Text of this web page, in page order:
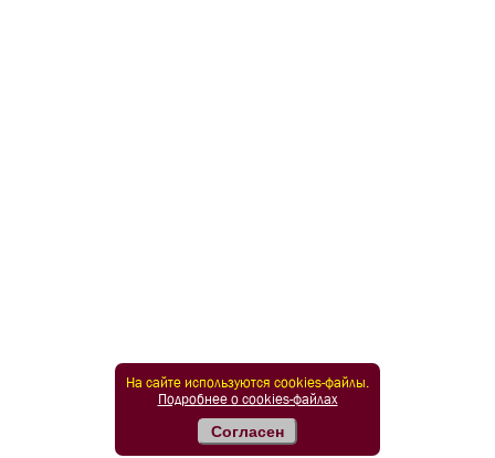
На сайте используются cookies-файлы.
Подробнее о cookies-файлах
Согласен